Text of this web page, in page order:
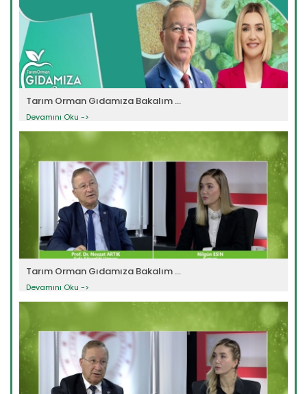
Tarım Orman Gıdamıza Bakalım ...
Devamını Oku ->
Tarım Orman Gıdamıza Bakalım ...
Devamını Oku ->